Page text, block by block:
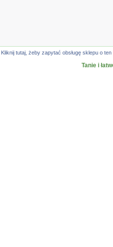
Kliknij tutaj, żeby zapytać obsługę sklepu o
Tanie i